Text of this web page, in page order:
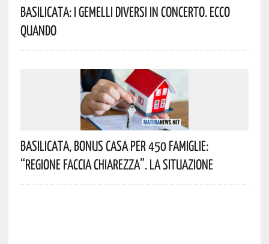
Basilicata: I Gemelli DiVersi In Concerto. Ecco
Quando
Basilicata, Bonus Casa Per 450 Famiglie:
“Regione Faccia Chiarezza”. La Situazione